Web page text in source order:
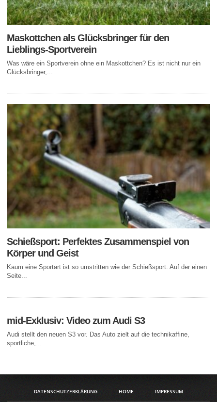
Maskottchen als Glücksbringer für den
Lieblings-Sportverein
Was wäre ein Sportverein ohne ein Maskottchen? Es ist nicht nur ein
Glücksbringer,...
Schießsport: Perfektes Zusammenspiel von
Körper und Geist
Kaum eine Sportart ist so umstritten wie der Schießsport. Auf der einen
Seite...
mid-Exklusiv: Video zum Audi S3
Audi stellt den neuen S3 vor. Das Auto zielt auf die technikaffine,
sportliche,...
DATENSCHUTZERKLÄRUNG HOME IMPRESSUM